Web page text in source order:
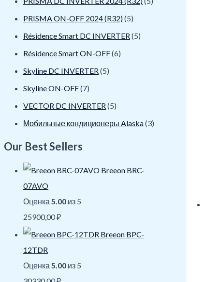
PRISMA ON-OFF 2024 (R32)(5)
Résidence Smart DC INVERTER(5)
Résidence Smart ON-OFF(6)
Skyline DC INVERTER(5)
Skyline ON-OFF(7)
VECTOR DC INVERTER(5)
Мобильные кондиционеры Alaska(3)
Our Best Sellers
Breeon BRC-
07AVO
Оценка 5.00 из 5
25900,00₽
Breeon BPC-
12TDR
Оценка 5.00 из 5